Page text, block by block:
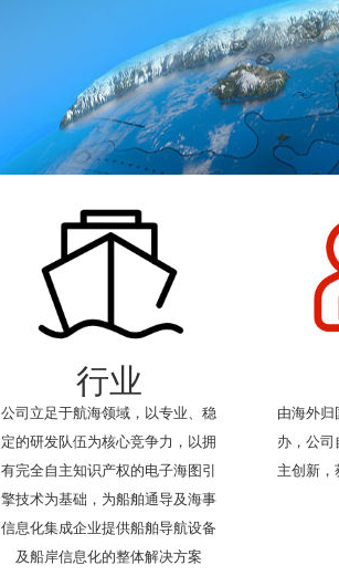
行业
公司立足于航海领域，以专业、稳
定的研发队伍为核心竞争力，以拥
有完全自主知识产权的电子海图引
擎技术为基础，为船舶通导及海事
信息化集成企业提供船舶导航设备
及船岸信息化的整体解决方案
由海外
办，公
主创新